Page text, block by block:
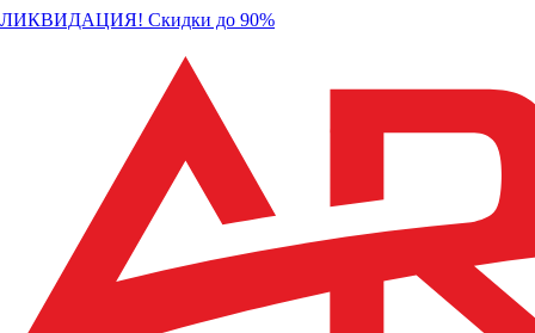
ЛИКВИДАЦИЯ! Скидки до 90%